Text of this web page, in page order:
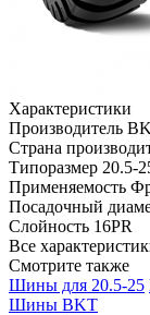
Характеристики
Производитель
Страна
Типоразмер 20.5-
Применяемость
Посадочный
Слойность 16PR
Все
Смотрите также
Шины для 20.5-25
Шины BKT